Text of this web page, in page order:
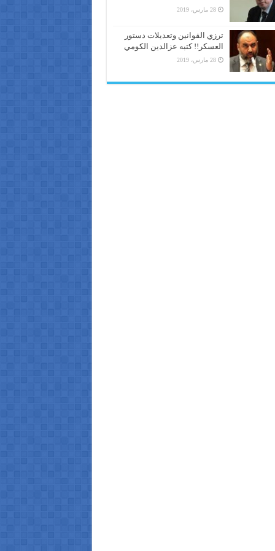
28 مارس، 2019
ترزي القوانين وتعديلات دستور
العسكر!! كتبه عزالدين الكومي
28 مارس، 2019